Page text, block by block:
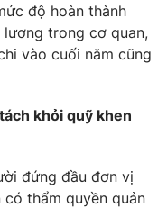
độ hoàn thành
trong cơ quan,
vào cuối năm cũng
khỏi quỹ khen
đứng đầu đơn vị
có thẩm quyền quản